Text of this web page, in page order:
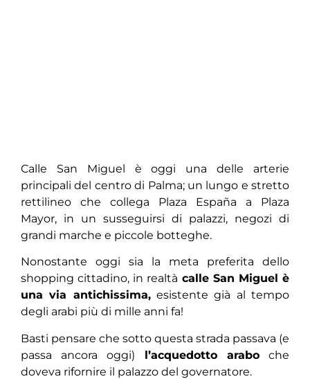
Calle San Miguel è oggi una delle arterie
principali del centro di Palma; un lungo e stretto
rettilineo che collega Plaza España a Plaza
Mayor, in un susseguirsi di palazzi, negozi di
grandi marche e piccole botteghe.
Nonostante oggi sia la meta preferita dello
shopping cittadino, in realtà calle San Miguel è
una via antichissima,esistente già al tempo
degli arabi più di mille anni fa!
Basti pensare che sotto questa strada passava (e
passa ancora oggi) l’acquedotto araboche
doveva rifornire il palazzo del governatore.